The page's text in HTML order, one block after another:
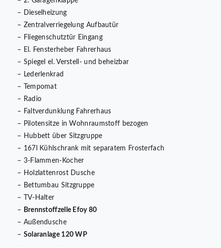
– Dieselheizung
– Zentralverriegelung Aufbautür
– Fliegenschutztür Eingang
– El. Fensterheber Fahrerhaus
– Spiegel el. Verstell- und beheizbar
– Lederlenkrad
– Tempomat
– Radio
– Faltverdunklung Fahrerhaus
– Pilotensitze in Wohnraumstoff bezogen
– Hubbett über Sitzgruppe
– 167l Kühlschrank mit separatem Frosterfach
– 3-Flammen-Kocher
– Holzlattenrost Dusche
– Bettumbau Sitzgruppe
– TV-Halter
–
Brennstoffzelle Efoy 80
– Außendusche
– Solaranlage 120 WP